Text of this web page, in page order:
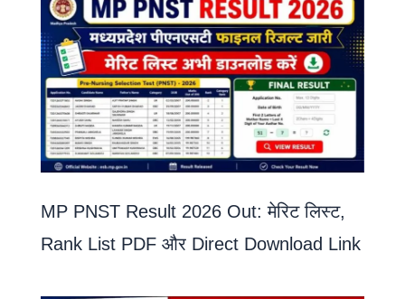
MP PNST Result 2026 Out: मेरिट लिस्ट,
Rank List PDF और Direct Download Link